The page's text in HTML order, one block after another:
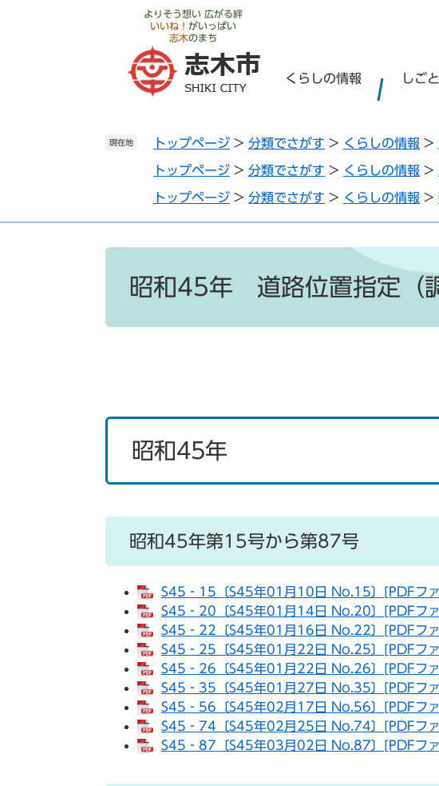
へ
よりそう想い 広がる絆
いいね！ がいっぱい
志木のまち
くらしの情報 しご
現在地 トップページ > 分類でさがす > くらしの情報 >
トップページ > 分類でさがす > くらしの情報 >
トップページ > 分類でさがす > くらしの情報 >
昭和45年 道路位置指定（
昭和45年
昭和45年第15号から第87号
S45‐15〔S45年01月10日 No.15〕[PDFフ
S45‐20〔S45年01月14日 No.20〕[PDFフ
S45‐22〔S45年01月16日 No.22〕[PDFフ
S45‐25〔S45年01月22日 No.25〕[PDFフ
S45‐26〔S45年01月22日 No.26〕[PDFフ
S45‐35〔S45年01月27日 No.35〕[PDFフ
S45‐56〔S45年02月17日 No.56〕[PDFフ
S45‐74〔S45年02月25日 No.74〕[PDFフ
S45‐87〔S45年03月02日 No.87〕[PDFフ